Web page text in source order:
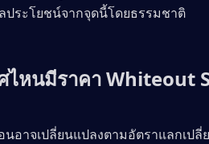
ประโยชน์จากจุดนี้โดยธรรมชาติ
ไหนมีราคา Whiteout
อาจเปลี่ยนแปลงตามอัตราแลกเปลี่